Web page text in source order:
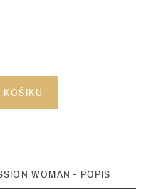
WOMAN - POPIS